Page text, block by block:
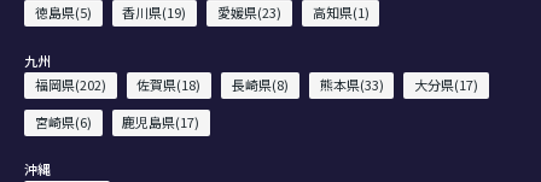
徳島県(5)
香川県(19) 愛媛県(23) 高知県(1)
九州
福岡県(202)
佐賀県(18) 長崎県(8) 熊本県(33)
大分県(17)
宮崎県(6)
鹿児島県(17)
沖縄